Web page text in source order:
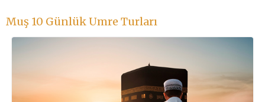
Muş 10 Günlük Umre Turları